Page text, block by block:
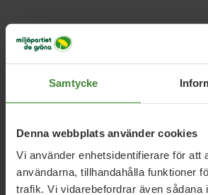
Samtycke
Denna webbplats använder cookies
Vi använder enhetsidentifierare för att
användarna, tillhandahålla funktioner
trafik. Vi vidarebefordrar även sådana
Dela denna sida och
attsprida vårt